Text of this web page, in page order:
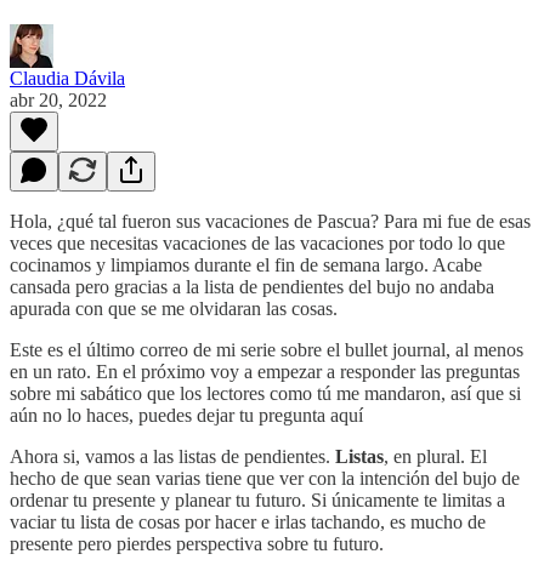
Claudia Dávila
abr 20, 2022
Hola, ¿qué tal fueron sus vacaciones de Pascua? Para mi fue de esas
veces que necesitas vacaciones de las vacaciones por todo lo que
cocinamos y limpiamos durante el fin de semana largo. Acabe
cansada pero gracias a la lista de pendientes del bujo no andaba
apurada con que se me olvidaran las cosas.
Este es el último correo de mi serie sobre el bullet journal, al menos
en un rato. En el próximo voy a empezar a responder las preguntas
sobre mi sabático que los lectores como tú me mandaron, así que si
aún no lo haces, puedes dejar tu pregunta aquí
Ahora si, vamos a las listas de pendientes. Listas, en plural. El
hecho de que sean varias tiene que ver con la intención del bujo de
ordenar tu presente y planear tu futuro. Si únicamente te limitas a
vaciar tu lista de cosas por hacer e irlas tachando, es mucho de
presente pero pierdes perspectiva sobre tu futuro.